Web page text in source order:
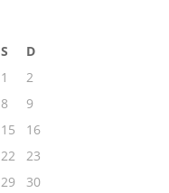
S
D
1
2
8
9
15
16
22
23
29
30